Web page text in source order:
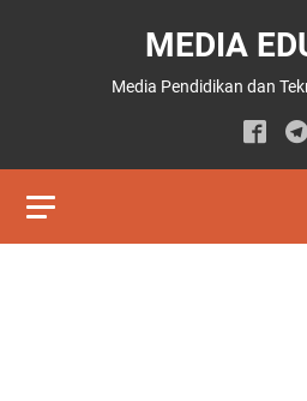
MEDIA
Media Pendidikan dan